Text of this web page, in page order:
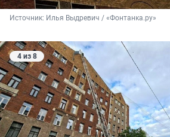
Источник: Илья Выдревич / «Фонтанка.ру»
4 из 8